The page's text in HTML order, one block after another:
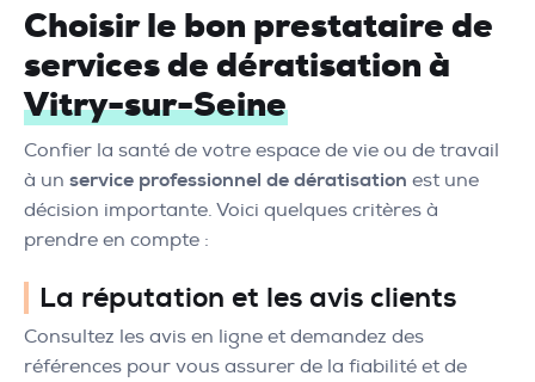
Choisir le bon prestataire de
services de dératisation à
Vitry-sur-Seine
Confier la santé de votre espace de vie ou de travail
à un service professionnel de dératisation est une
décision importante. Voici quelques critères à
prendre en compte :
La réputation et les avis clients
Consultez les avis en ligne et demandez des
références pour vous assurer de la fiabilité et de